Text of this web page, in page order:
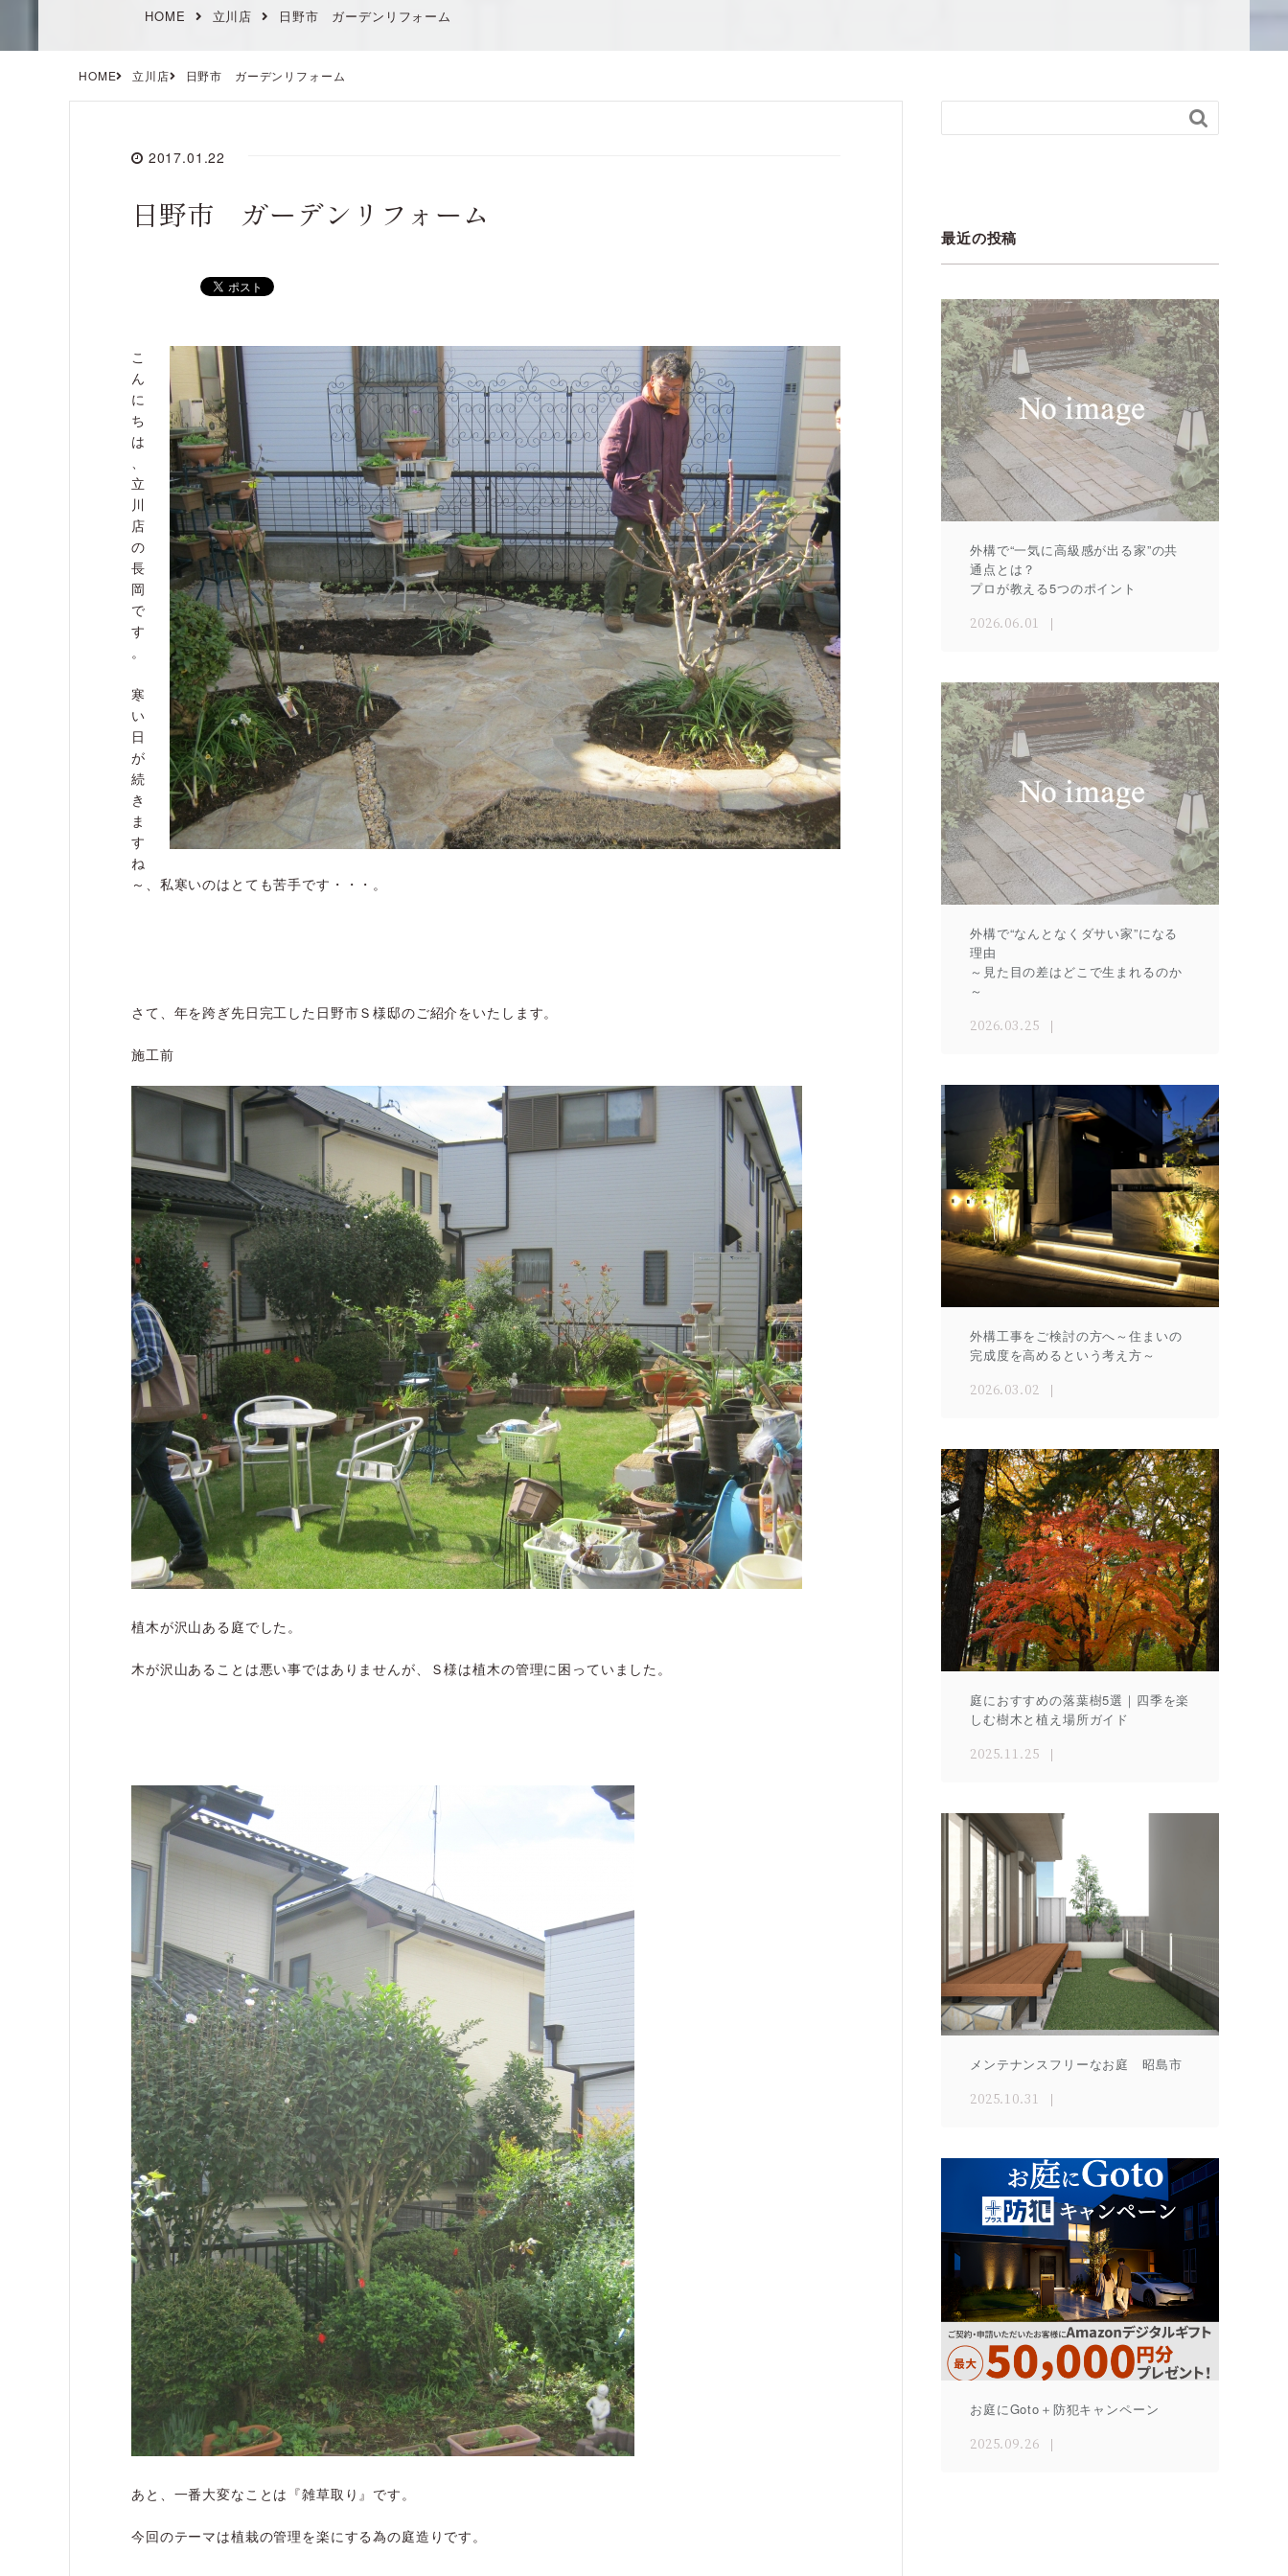
HOME 立川店 日野市 ガーデンリフォーム
HOME 立川店 日野市 ガーデンリフォーム
2017.01.22
日野市 ガーデンリフォーム
こ
ん
に
ち
は
、
立
川
店
の
長
岡
で
す
。
寒
い
日
が
続
き
ま
す
ね
～、私寒いのはとても苦手です・・・。
さて、年を跨ぎ先日完工した日野市Ｓ様邸のご紹介をいたします。
施工前
植木が沢山ある庭でした。
木が沢山あることは悪い事ではありませんが、Ｓ様は植木の管理に困っていました。
あと、一番大変なことは『雑草取り』です。
今回のテーマは植栽の管理を楽にする為の庭造りです。

最近の投稿
外構で“一気に高級感が出る家”の共
通点とは？
プロが教える5つのポイント
2026.06.01
外構で“なんとなくダサい家”になる
理由
～見た目の差はどこで生まれるのか
～
2026.03.25
外構工事をご検討の方へ～住まいの
完成度を高めるという考え方～
2026.03.02
庭におすすめの落葉樹5選｜四季を楽
しむ樹木と植え場所ガイド
2025.11.25
メンテナンスフリーなお庭 昭島市
2025.10.31
お庭にGoto＋防犯キャンペーン
2025.09.26